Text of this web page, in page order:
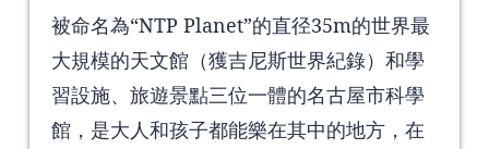
被命名為“NTP Planet”的直径35m的世界最
大規模的天文館（獲吉尼斯世界紀錄）和學
習設施、旅遊景點三位一體的名古屋市科學
館，是大人和孩子都能樂在其中的地方，在